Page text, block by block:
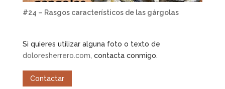
#24 – Rasgos característicos de las gárgolas
Si quieres utilizar alguna foto o texto de
doloresherrero.com, contacta conmigo.
Contactar